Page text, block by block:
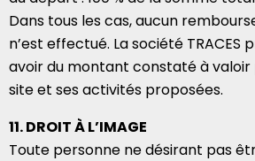
Dans tous les cas, aucun
n’est effectué. La société TRACES
avoir du montant constaté à valoir
site et ses activités proposées.
11. DROIT À L’IMAGE
Toute personne ne désirant pas